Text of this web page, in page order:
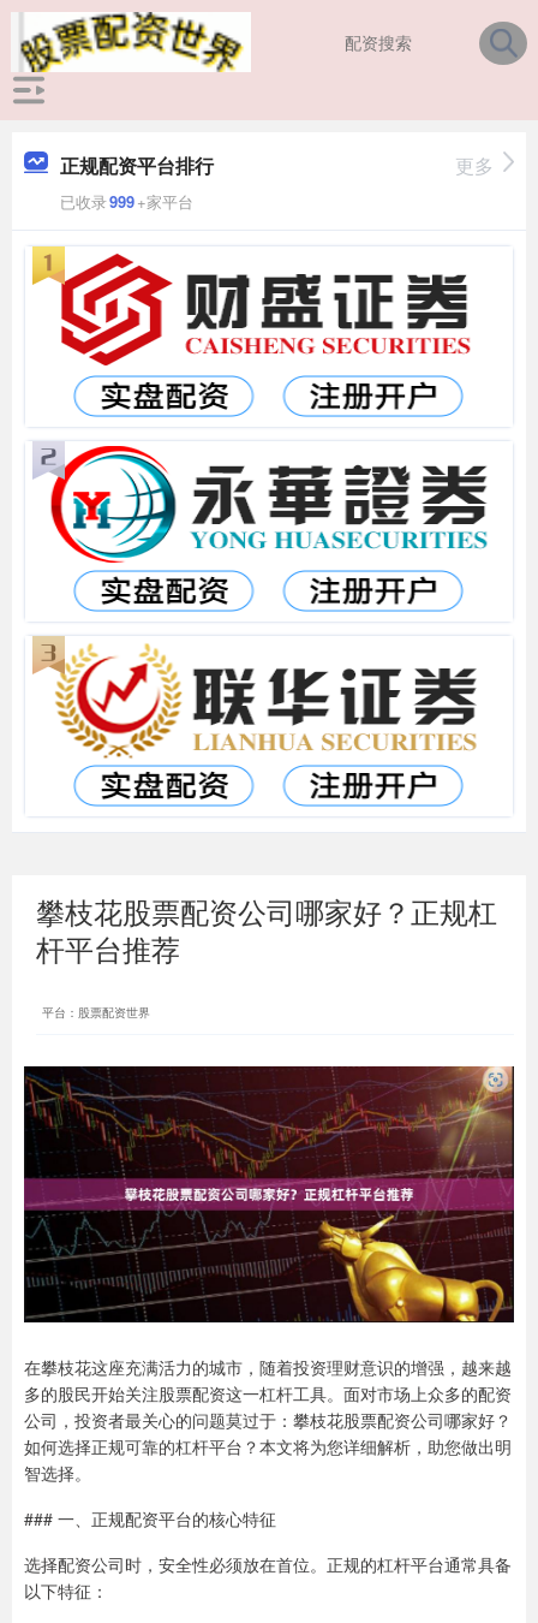
正规配资平台排行
已收录999+家平台
更多
攀枝花股票配资公司哪家好？正规杠
杆平台推荐
平台：股票配资世界
在攀枝花这座充满活力的城市，随着投资理财意识的增强，越来越
多的股民开始关注股票配资这一杠杆工具。面对市场上众多的配资
公司，投资者最关心的问题莫过于：攀枝花股票配资公司哪家好？
如何选择正规可靠的杠杆平台？本文将为您详细解析，助您做出明
智选择。
### 一、正规配资平台的核心特征
选择配资公司时，安全性必须放在首位。正规的杠杆平台通常具备
以下特征：